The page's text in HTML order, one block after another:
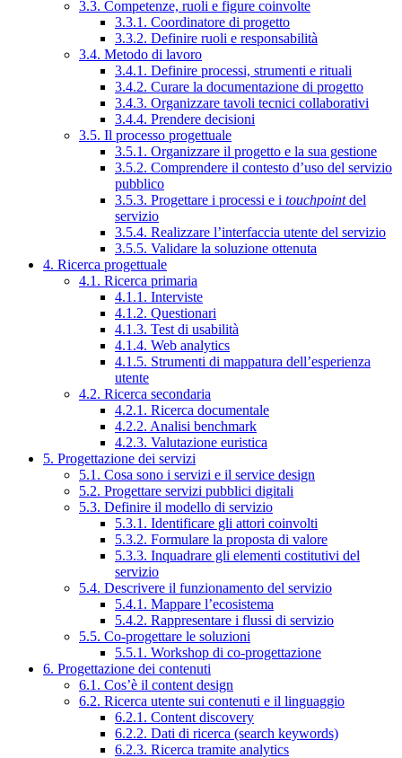
3.3. Competenze, ruoli e figure coinvolte
3.3.1. Coordinatore di progetto
3.3.2. Definire ruoli e responsabilità
3.4. Metodo di lavoro
3.4.1. Definire processi, strumenti e rituali
3.4.2. Curare la documentazione di progetto
3.4.3. Organizzare tavoli tecnici collaborativi
3.4.4. Prendere decisioni
3.5. Il processo progettuale
3.5.1. Organizzare il progetto e la sua gestione
3.5.2. Comprendere il contesto d’uso del servizio
pubblico
3.5.3. Progettare i processi e i touchpointdel
servizio
3.5.4. Realizzare l’interfaccia utente del servizio
3.5.5. Validare la soluzione ottenuta
4. Ricerca progettuale
4.1. Ricerca primaria
4.1.1. Interviste
4.1.2. Questionari
4.1.3. Test di usabilità
4.1.4. Web analytics
4.1.5. Strumenti di mappatura dell’esperienza
utente
4.2. Ricerca secondaria
4.2.1. Ricerca documentale
4.2.2. Analisi benchmark
4.2.3. Valutazione euristica
5. Progettazione dei servizi
5.1. Cosa sono i servizi e il service design
5.2. Progettare servizi pubblici digitali
5.3. Definire il modello di servizio
5.3.1. Identificare gli attori coinvolti
5.3.2. Formulare la proposta di valore
5.3.3. Inquadrare gli elementi costitutivi del
servizio
5.4. Descrivere il funzionamento del servizio
5.4.1. Mappare l’ecosistema
5.4.2. Rappresentare i flussi di servizio
5.5. Co-progettare le soluzioni
5.5.1. Workshop di co-progettazione
6. Progettazione dei contenuti
6.1. Cos’è il content design
6.2. Ricerca utente sui contenuti e il linguaggio
6.2.1. Content discovery
6.2.2. Dati di ricerca (search keywords)
6.2.3. Ricerca tramite analytics